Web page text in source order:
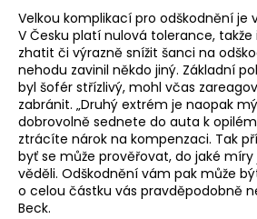
Velkou komplikací pro odškodnění je
V Česku platí nulová tolerance, takže
zhatit či výrazně snížit šanci na
nehodu zavinil někdo jiný. Základní
byl šofér střízlivý, mohl včas
zabránit. „Druhý extrém je naopak
dobrovolně sednete do auta k
ztrácíte nárok na kompenzaci. Tak
byť se může prověřovat, do jaké
věděli. Odškodnění vám pak může
o celou částku vás pravděpodobně
Beck.